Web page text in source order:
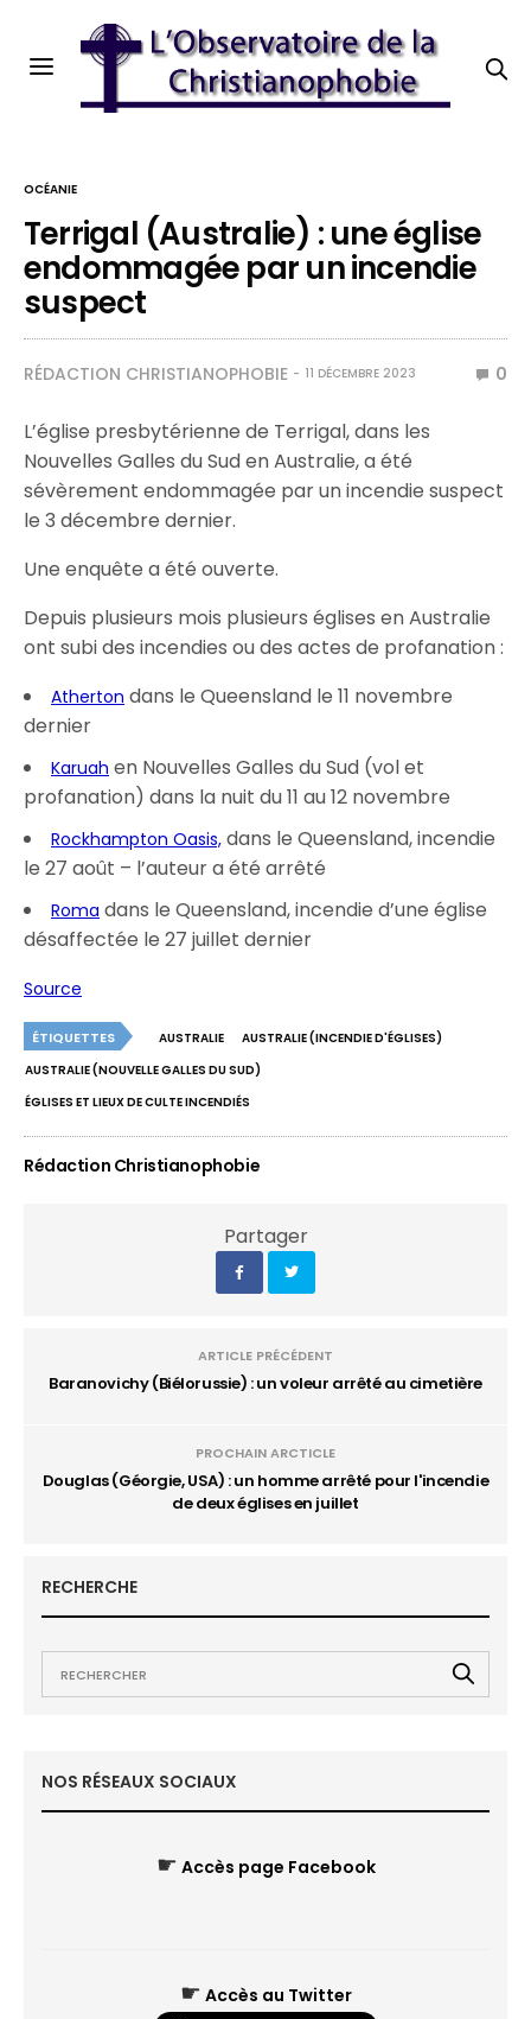
OCÉANIE
Terrigal (Australie) : une église
endommagée par un incendie
suspect
RÉDACTION CHRISTIANOPHOBIE 11 DÉCEMBRE 2023 0
L’église presbytérienne de Terrigal, dans les
Nouvelles Galles du Sud en Australie, a été
sévèrement endommagée par un incendie suspect
le 3 décembre dernier.
Une enquête a été ouverte.
Depuis plusieurs mois plusieurs églises en Australie
ont subi des incendies ou des actes de profanation :
Atherton dans le Queensland le 11 novembre
dernier
Karuah en Nouvelles Galles du Sud (vol et
profanation) dans la nuit du 11 au 12 novembre
Rockhampton Oasis, dans le Queensland, incendie
le 27 août – l’auteur a été arrêté
Roma dans le Queensland, incendie d’une église
désaffectée le 27 juillet dernier
Source
ÉTIQUETTES AUSTRALIE
AUSTRALIE (INCENDIE D'ÉGLISES)
AUSTRALIE (NOUVELLE GALLES DU SUD)
ÉGLISES ET LIEUX DE CULTE INCENDIÉS
Rédaction Christianophobie
Partager
ARTICLE PRÉCÉDENT
Baranovichy (Biélorussie) : un voleur arrêté au cimetière
PROCHAIN ARCTICLE
Douglas (Géorgie, USA) : un homme arrêté pour l'incendie
de deux églises en juillet
RECHERCHE
NOS RÉSEAUX SOCIAUX
☛ Accès page Facebook
☛ Accès au Twitter